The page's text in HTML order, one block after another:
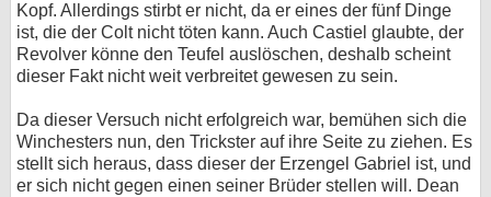
Kopf. Allerdings stirbt er nicht, da er eines der fünf Dinge
ist, die der Colt nicht töten kann. Auch Castiel glaubte, der
Revolver könne den Teufel auslöschen, deshalb scheint
dieser Fakt nicht weit verbreitet gewesen zu sein.
Da dieser Versuch nicht erfolgreich war, bemühen sich die
Winchesters nun, den Trickster auf ihre Seite zu ziehen. Es
stellt sich heraus, dass dieser der Erzengel Gabriel ist, und
er sich nicht gegen einen seiner Brüder stellen will. Dean